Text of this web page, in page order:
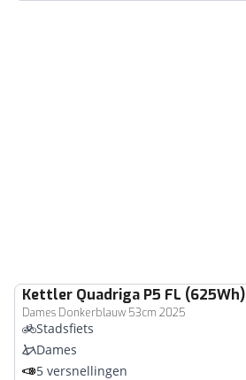
Kettler Quadriga P5 FL (625Wh)
Dames Donkerblauw 53cm 2025
Stadsfiets
Dames
5 versnellingen